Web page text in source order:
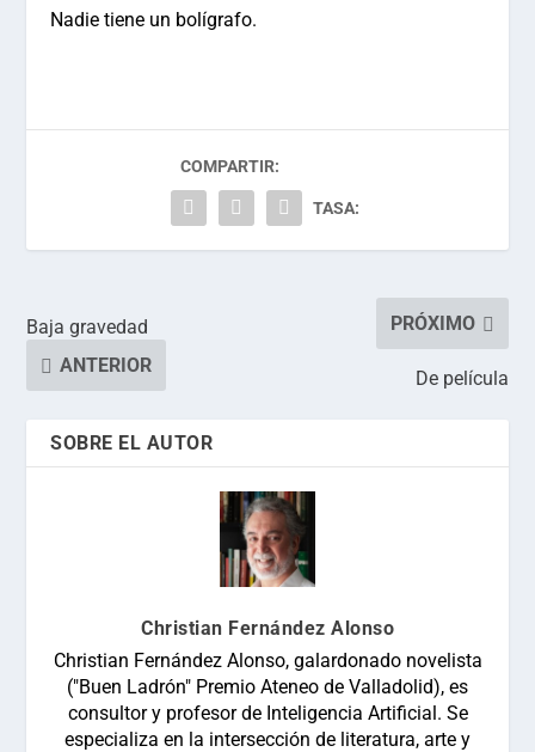
Nadie tiene un bolígrafo.
COMPARTIR:
TASA:
Baja gravedad
ANTERIOR
PRÓXIMO
De película
SOBRE EL AUTOR
Christian Fernández Alonso
Christian Fernández Alonso, galardonado novelista
("Buen Ladrón" Premio Ateneo de Valladolid), es
consultor y profesor de Inteligencia Artificial. Se
especializa en la intersección de literatura, arte y